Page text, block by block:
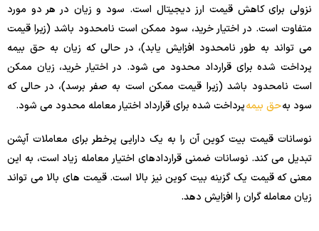
نزولی برای کاهش قیمت ارز دیجیتال است. سود و زیان در هر دو مورد
متفاوت است. در اختیار خرید، سود ممکن است نامحدود باشد (زیرا قیمت
می تواند به طور نامحدود افزایش یابد)، در حالی که زیان به حق بیمه
پرداخت شده برای قرارداد محدود می شود. در اختیار خرید، زیان ممکن
است نامحدود باشد (زیرا قیمت ممکن است به صفر برسد)، در حالی که
سود بهحق بیمهپرداخت شده برای قرارداد اختیار معامله محدود می شود.
نوسانات قیمت بیت کوین آن را به یک دارایی پرخطر برای معاملات آپشن
تبدیل می کند. نوسانات ضمنی قراردادهای اختیار معامله زیاد است، به این
معنی که قیمت یک گزینه بیت کوین نیز بالا است. قیمت های بالا می تواند
زیان معامله گران را افزایش دهد.